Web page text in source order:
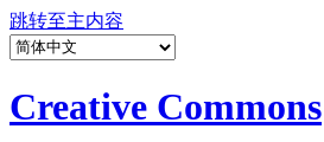
跳转至主内容
Creative Commons